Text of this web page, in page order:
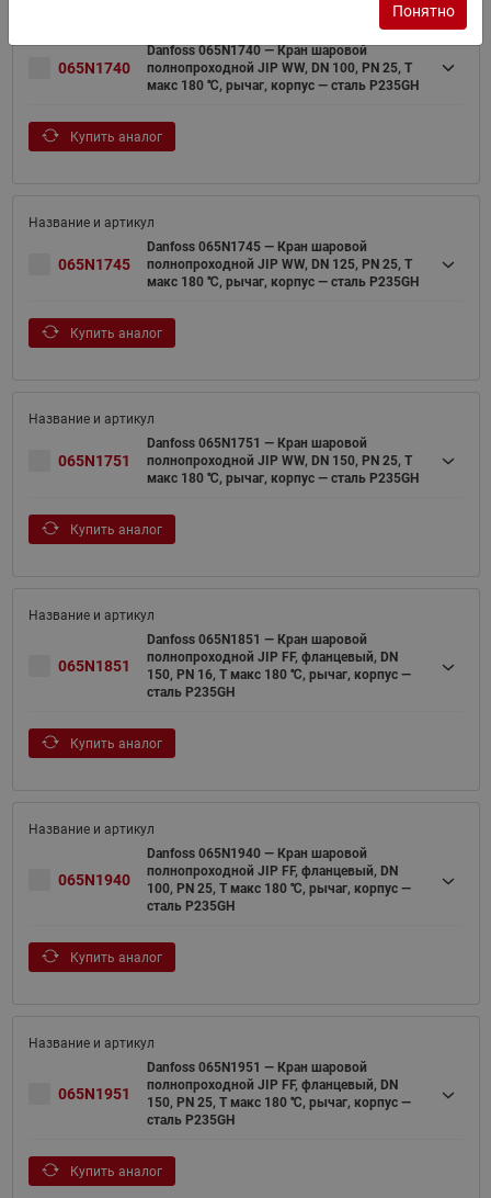
065N1740
Danfoss 065N1740 — Кран шаровой
полнопроходной JIP WW, DN 100, PN 25, T
макс 180 ℃, рычаг, корпус — сталь P235GH
Купить аналог
065N1745
Danfoss 065N1745 — Кран шаровой
полнопроходной JIP WW, DN 125, PN 25, T
макс 180 ℃, рычаг, корпус — сталь P235GH
Купить аналог
065N1751
Danfoss 065N1751 — Кран шаровой
полнопроходной JIP WW, DN 150, PN 25, T
макс 180 ℃, рычаг, корпус — сталь P235GH
Купить аналог
065N1851
Danfoss 065N1851 — Кран шаровой
полнопроходной JIP FF, фланцевый, DN
150, PN 16, T макс 180 ℃, рычаг, корпус —
сталь P235GH
Купить аналог
065N1940
Danfoss 065N1940 — Кран шаровой
полнопроходной JIP FF, фланцевый, DN
100, PN 25, T макс 180 ℃, рычаг, корпус —
сталь P235GH
Купить аналог
065N1951
Danfoss 065N1951 — Кран шаровой
полнопроходной JIP FF, фланцевый, DN
150, PN 25, T макс 180 ℃, рычаг, корпус —
сталь P235GH
Купить аналог
Понятно